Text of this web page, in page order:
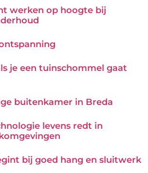
werken op hoogte bij
je een tuinschommel gaat
buitenkamer in Breda
levens redt in
bij goed hang en sluitwerk